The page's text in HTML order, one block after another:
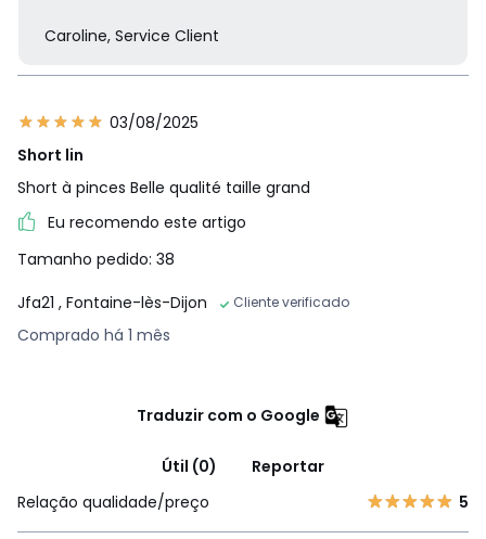
Caroline, Service Client
03/08/2025
Short lin
Short à pinces Belle qualité taille grand
Eu recomendo este artigo
Tamanho pedido: 38
Jfa21 , Fontaine-lès-Dijon Cliente verificado
Comprado há 1 mês
Traduzir com o Google
Útil (0)
Reportar
Relação qualidade/preço
5